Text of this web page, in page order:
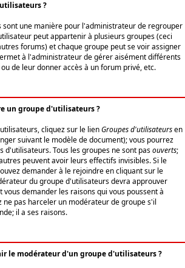
?
sont une manière pour l'administrateur de regrouper
peut appartenir à plusieurs groupes (ceci
forums) et chaque groupe peut se voir assigner
à l'administrateur de gérer aisément différents
de leur donner accès à un forum privé, etc.
un groupe d'utilisateurs ?
cliquez sur le lienGroupes d'utilisateursen
suivant le modèle de document); vous pourrez
d'utilisateurs. Tous les groupes ne sont pasouverts;
peuvent avoir leurs effectifs invisibles. Si le
demander à le rejoindre en cliquant sur le
du groupe d'utilisateurs devra approuver
demander les raisons qui vous poussent à
ne pas harceler un modérateur de groupe s'il
il a ses raisons.
le modérateur d'un groupe d'utilisateurs ?